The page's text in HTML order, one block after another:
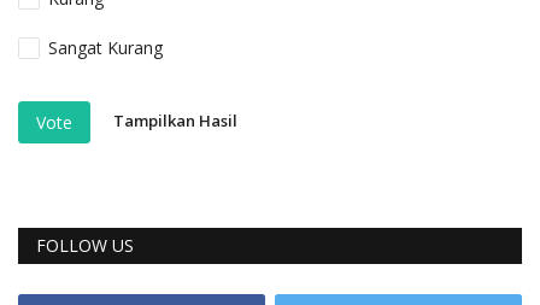
Sangat Kurang
Vote Tampilkan Hasil
FOLLOW US